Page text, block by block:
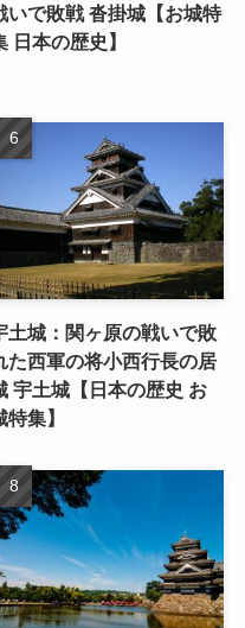
いで敗戦 沓掛城【お城特
日本の歴史】
土城：関ヶ原の戦いで敗
た西軍の将小西行長の居
宇土城【日本の歴史 お
特集】